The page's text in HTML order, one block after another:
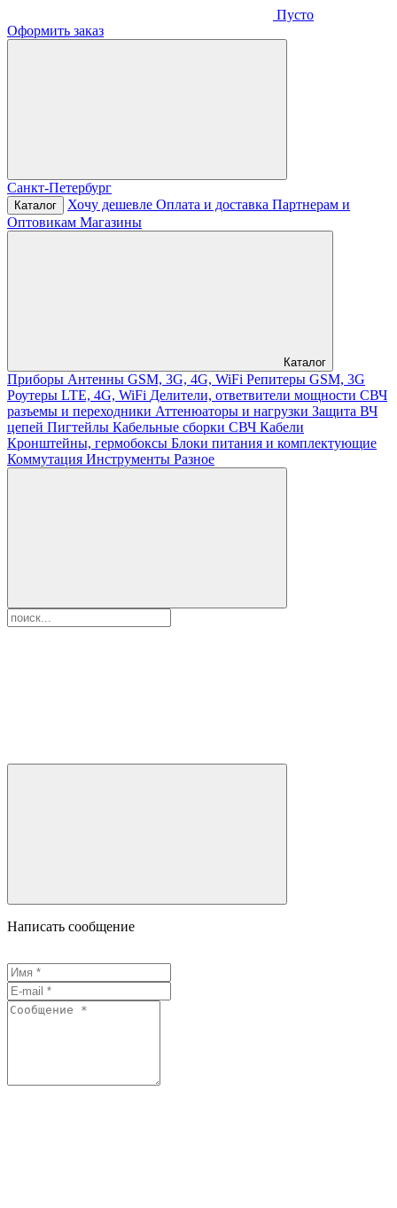
Пусто
Оформить заказ
Санкт-Петербург
Каталог Хочу дешевле Оплата и доставка Партнерам и
Оптовикам Магазины
Каталог
Приборы Антенны GSM, 3G, 4G, WiFi Репитеры GSM, 3G
Роутеры LTE, 4G, WiFi Делители, ответвители мощности СВЧ
разъемы и переходники Аттенюаторы и нагрузки Защита ВЧ
цепей Пигтейлы Кабельные сборки СВЧ Кабели
Кронштейны, гермобоксы Блоки питания и комплектующие
Коммутация Инструменты Разное
Написать сообщение